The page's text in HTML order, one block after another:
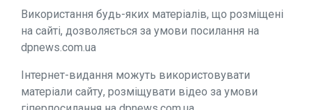
Використання будь-яких матеріалів, що розміщені
на сайті, дозволяється за умови посилання на
dpnews.com.ua
Інтернет-видання можуть використовувати
матеріали сайту, розміщувати відео за умови